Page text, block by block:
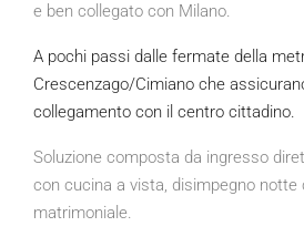
e ben collegato con Milano.
A pochi passi dalle fermate della
Crescenzago/Cimiano che
collegamento con il centro cittadino.
Soluzione composta da ingresso
con cucina a vista, disimpegno notte
matrimoniale.